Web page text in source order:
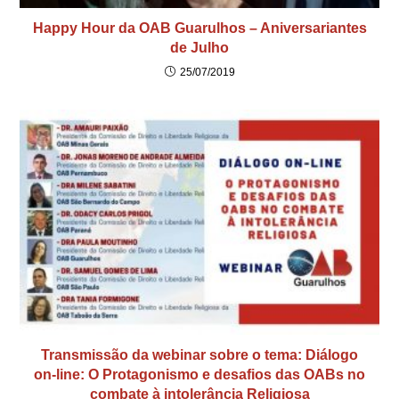
Happy Hour da OAB Guarulhos – Aniversariantes
de Julho
25/07/2019
Transmissão da webinar sobre o tema: Diálogo
on-line: O Protagonismo e desafios das OABs no
combate à intolerância Religiosa